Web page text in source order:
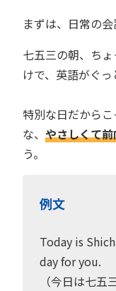
まずは、日常の
七五三の朝、ち
けで、英語がぐっ
特別な日だから
な、 やさしくて
う。
例文
Today is
day for you.
（今日は七